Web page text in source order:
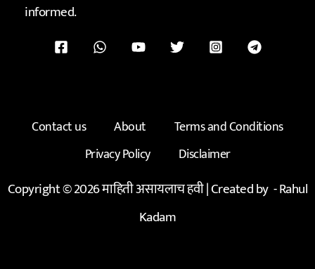
informed.
Contact us About
Terms and Conditions
Privacy Policy
Disclaimer
Copyright © 2026 माहिती असायलाच हवी | Created by -Rahul
Kadam